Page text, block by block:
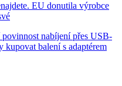
EU donutila výrobce
nabíjení přes USB-
balení s adaptérem